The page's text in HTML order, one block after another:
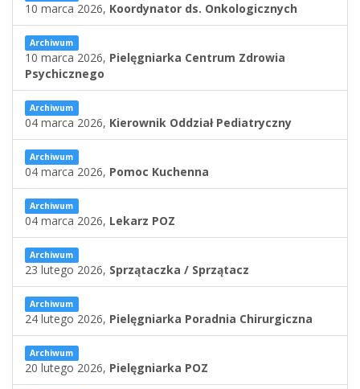
10 marca 2026, Koordynator ds. Onkologicznych
Archiwum
10 marca 2026, Pielęgniarka Centrum Zdrowia
Psychicznego
Archiwum
04 marca 2026, Kierownik Oddział Pediatryczny
Archiwum
04 marca 2026, Pomoc Kuchenna
Archiwum
04 marca 2026, Lekarz POZ
Archiwum
23 lutego 2026, Sprzątaczka / Sprzątacz
Archiwum
24 lutego 2026, Pielęgniarka Poradnia Chirurgiczna
Archiwum
20 lutego 2026, Pielęgniarka POZ